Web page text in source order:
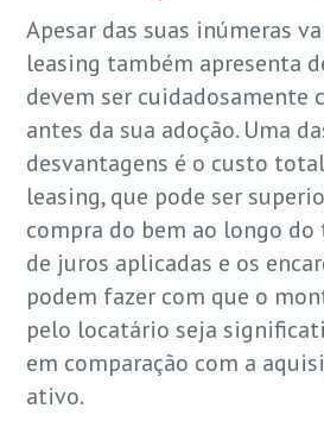
Apesar das suas inúmeras
leasing também apresenta
devem ser cuidadosamente
antes da sua adoção. Uma
desvantagens é o custo
leasing, que pode ser
compra do bem ao longo do
de juros aplicadas e os
podem fazer com que o
pelo locatário seja
em comparação com a
ativo.